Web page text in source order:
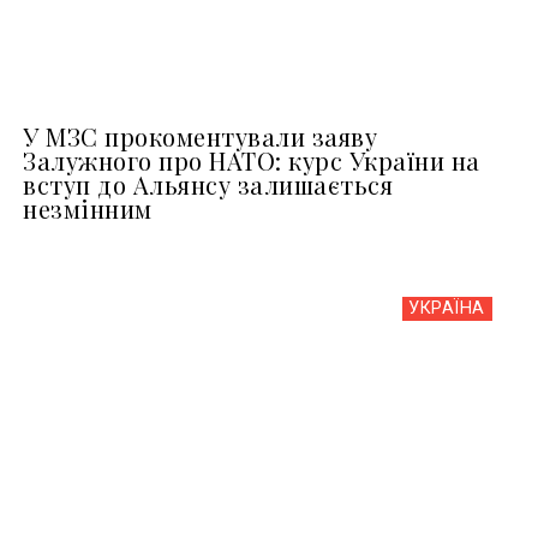
У МЗС прокоментували заяву
Залужного про НАТО: курс України на
вступ до Альянсу залишається
незмінним
УКРАЇНА